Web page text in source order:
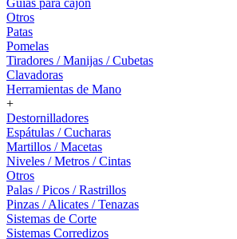
Guías para cajón
Otros
Patas
Pomelas
Tiradores / Manijas / Cubetas
Clavadoras
Herramientas de Mano
+
Destornilladores
Espátulas / Cucharas
Martillos / Macetas
Niveles / Metros / Cintas
Otros
Palas / Picos / Rastrillos
Pinzas / Alicates / Tenazas
Sistemas de Corte
Sistemas Corredizos